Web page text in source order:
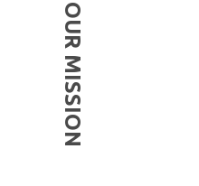
OUR MISSION